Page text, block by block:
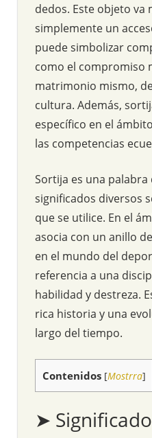
dedos. Este objeto va
simplemente un
puede simbolizar
como el compromiso
matrimonio mismo,
cultura. Además,
específico en el
las competencias
Sortija es una
significados diversos
que se utilice. En el
asocia con un anillo
en el mundo del
referencia a una
habilidad y destreza.
rica historia y una
largo del tiempo.
Contenidos [Mostrra]
➤